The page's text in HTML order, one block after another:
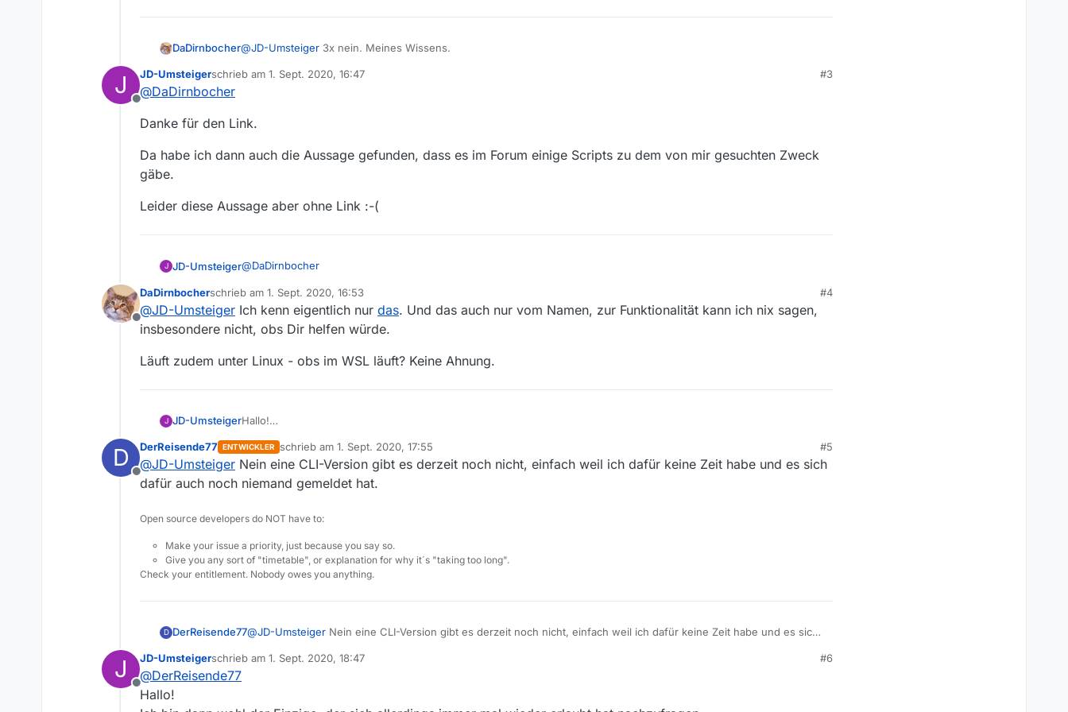
Stefan
DaDirnbocher@JD-Umsteiger 3x nein. Meines Wissens.
Nachtrag: das einzige was mir zur dritten Frage einfällt, wäre es mit sowas wie
J
Offline
JD-Umsteigerschrieb am 1. Sept. 2020, 16:47
zuletzt editiert von
#3
@DaDirnbocher
Danke für den Link.
Da habe ich dann auch die Aussage gefunden, dass es im Forum einige Scripts zu dem von mir gesuchten Zweck
gäbe.
Leider diese Aussage aber ohne Link :-(
J JD-Umsteiger@DaDirnbocher
Danke für den Link.
Da habe ich dann auch die Aussage gefunden, dass es im Forum einige Scripts zu dem von mir gesuchten Zweck
Leider diese Aussage aber ohne Link :-(
Offline
DaDirnbocherschrieb am 1. Sept. 2020, 16:53
zuletzt editiert von
#4
@JD-Umsteiger Ich kenn eigentlich nur das. Und das auch nur vom Namen, zur Funktionalität kann ich nix sagen,
insbesondere nicht, obs Dir helfen würde.
Läuft zudem unter Linux - obs im WSL läuft? Keine Ahnung.
J JD-UmsteigerHallo!
“Kommandozeilenversion (CLI) wurde entfernt. Für sie ist kein Maintainer mehr vorhanden.
neue Version separat zur Verfügung zu stellen, die auch deutlich ressourcenschonender für kleinere Maschinen
ist.”
Gibt es diese neue Version inzwischen?
Oder wurde dieses Vorhaben ganz ad acta gelegt?
Konkret geht es darum, dass ich in der Nacht mithilfe des Windows-Task-Schedulers MV starten lasse, um meine
Abos herunterzuladen und ihn am Ende auch wieder schließen zu lassen.
Gruß
Stefan
D
Offline
DerReisende77 ENTWICKLER schrieb am 1. Sept. 2020, 17:55
zuletzt editiert von
#5
@JD-Umsteiger Nein eine CLI-Version gibt es derzeit noch nicht, einfach weil ich dafür keine Zeit habe und es sich
dafür auch noch niemand gemeldet hat.
Open source developers do NOT have to:
Make your issue a priority, just because you say so.
Give you any sort of "timetable", or explanation for why it´s "taking too long".
Check your entitlement. Nobody owes you anything.
D DerReisende77@JD-Umsteiger Nein eine CLI-Version gibt es derzeit noch nicht, einfach weil ich dafür keine Zeit habe und es sich
J
Offline
JD-Umsteigerschrieb am 1. Sept. 2020, 18:47
zuletzt editiert von
#6
@DerReisende77
Hallo!